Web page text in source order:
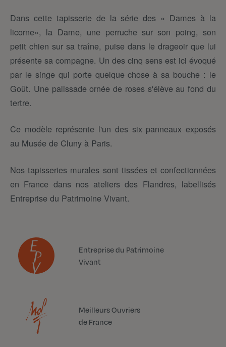
Dans cette tapisserie de la série des « Dames à la
licorne», la Dame, une perruche sur son poing, son
petit chien sur sa traîne, puise dans le drageoir que lui
présente sa compagne. Un des cinq sens est ici évoqué
par le singe qui porte quelque chose à sa bouche : le
Goût. Une palissade ornée de roses s'élève au fond du
tertre.
Ce modèle représente l'un des six panneaux exposés
au Musée de Cluny à Paris.
Nos tapisseries murales sont tissées et confectionnées
en France dans nos ateliers des Flandres, labellisés
Entreprise du Patrimoine Vivant.
Entreprise du Patrimoine
Vivant
Meilleurs Ouvriers
de France